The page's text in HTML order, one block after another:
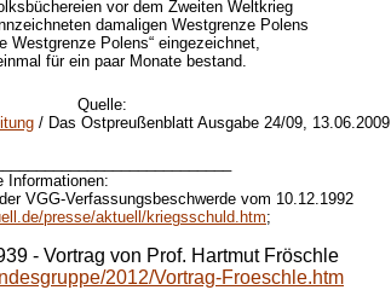
vor dem Zweiten Weltkrieg
damaligen Westgrenze Polens
Westgrenze Polens“ eingezeichnet,
für ein paar Monate bestand.
Quelle:
/ Das Ostpreußenblatt Ausgabe 24/09, 13.06.2009
Informationen:
VGG-Verfassungsbeschwerde vom 10.12.1992
presse/aktuell/kriegsschuld.htm;
- Vortrag von Prof. Hartmut Fröschle
2012/Vortrag-Froeschle.htm